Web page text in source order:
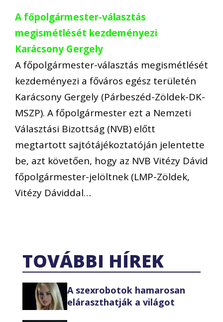
A főpolgármester-választás
megismétlését kezdeményezi
Karácsony Gergely
A főpolgármester-választás megismétlését
kezdeményezi a főváros egész területén
Karácsony Gergely (Párbeszéd-Zöldek-DK-
MSZP). A főpolgármester ezt a Nemzeti
Választási Bizottság (NVB) előtt
megtartott sajtótájékoztatóján jelentette
be, azt követően, hogy az NVB Vitézy Dávid
főpolgármester-jelöltnek (LMP-Zöldek,
Vitézy Dáviddal…
TOVÁBBI HÍREK
A szexrobotok hamarosan
eláraszthatják a világot